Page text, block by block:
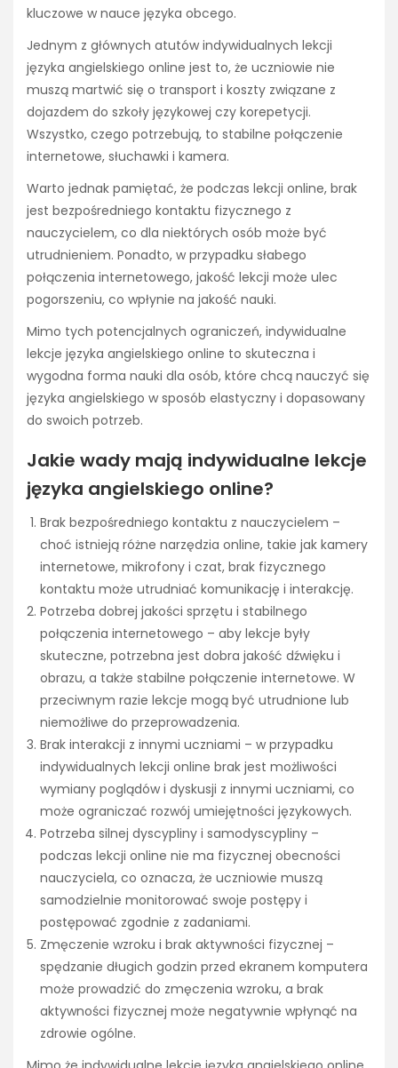
kluczowe w nauce języka obcego.
Jednym z głównych atutów indywidualnych lekcji
języka angielskiego online jest to, że uczniowie nie
muszą martwić się o transport i koszty związane z
dojazdem do szkoły językowej czy korepetycji.
Wszystko, czego potrzebują, to stabilne połączenie
internetowe, słuchawki i kamera.
Warto jednak pamiętać, że podczas lekcji online, brak
jest bezpośredniego kontaktu fizycznego z
nauczycielem, co dla niektórych osób może być
utrudnieniem. Ponadto, w przypadku słabego
połączenia internetowego, jakość lekcji może ulec
pogorszeniu, co wpłynie na jakość nauki.
Mimo tych potencjalnych ograniczeń, indywidualne
lekcje języka angielskiego online to skuteczna i
wygodna forma nauki dla osób, które chcą nauczyć się
języka angielskiego w sposób elastyczny i dopasowany
do swoich potrzeb.
Jakie wady mają indywidualne lekcje
języka angielskiego online?
Brak bezpośredniego kontaktu z nauczycielem –
choć istnieją różne narzędzia online, takie jak kamery
internetowe, mikrofony i czat, brak fizycznego
kontaktu może utrudniać komunikację i interakcję.
Potrzeba dobrej jakości sprzętu i stabilnego
połączenia internetowego – aby lekcje były
skuteczne, potrzebna jest dobra jakość dźwięku i
obrazu, a także stabilne połączenie internetowe. W
przeciwnym razie lekcje mogą być utrudnione lub
niemożliwe do przeprowadzenia.
Brak interakcji z innymi uczniami – w przypadku
indywidualnych lekcji online brak jest możliwości
wymiany poglądów i dyskusji z innymi uczniami, co
może ograniczać rozwój umiejętności językowych.
Potrzeba silnej dyscypliny i samodyscypliny –
podczas lekcji online nie ma fizycznej obecności
nauczyciela, co oznacza, że uczniowie muszą
samodzielnie monitorować swoje postępy i
postępować zgodnie z zadaniami.
Zmęczenie wzroku i brak aktywności fizycznej –
spędzanie długich godzin przed ekranem komputera
może prowadzić do zmęczenia wzroku, a brak
aktywności fizycznej może negatywnie wpłynąć na
zdrowie ogólne.